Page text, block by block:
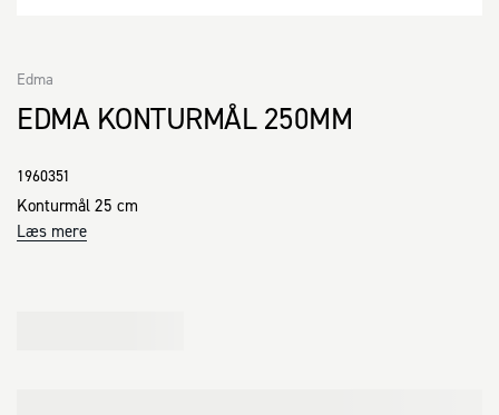
EDMA KONTURMÅL 250MM
Edma
1960351
Konturmål 25 cm
Læs mere